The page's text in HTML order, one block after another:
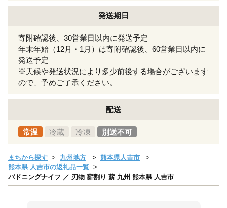
発送期日
寄附確認後、30営業日以内に発送予定
年末年始（12月・1月）は寄附確認後、60営業日以内に
発送予定
※天候や発送状況により多少前後する場合がございます
ので、予めご了承ください。
配送
常温 冷蔵 冷凍 別送不可
まちから探す 九州地方
熊本県人吉市
熊本県 人吉市の返礼品一覧
バドニングナイフ ／ 刃物 薪割り 薪 九州 熊本県 人吉市